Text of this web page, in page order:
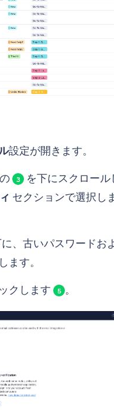
設定が開きます。
の 3
を下にスクロール
セクションで選択し
、古いパスワードお
ます。
クします 5 。